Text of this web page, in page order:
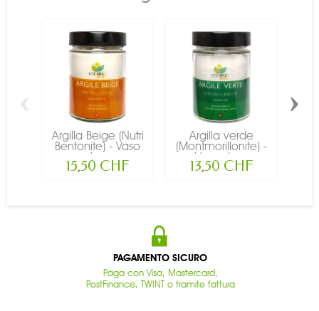
Argilla Beige (Nutri
Bentonite) - Vaso
da...
15,50 CHF
Argilla verde
(Montmorillonite) -
Vaso da...
13,50 CHF
‹ ›
PAGAMENTO SICURO
Paga con Visa, Mastercard,
PostFinance, TWINT o tramite fattura